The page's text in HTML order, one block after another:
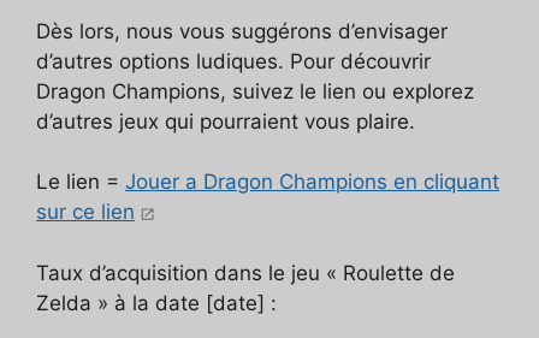
Dès lors, nous vous suggérons d’envisager
d’autres options ludiques. Pour découvrir
Dragon Champions, suivez le lien ou explorez
d’autres jeux qui pourraient vous plaire.
Le lien = Jouer a Dragon Champions en cliquant
sur ce lien
Taux d’acquisition dans le jeu « Roulette de
Zelda » à la date [date] :